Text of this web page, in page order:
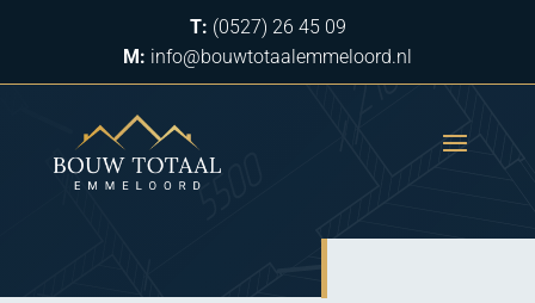
T: (0527) 26 45 09
M: info@bouwtotaalemmeloord.nl